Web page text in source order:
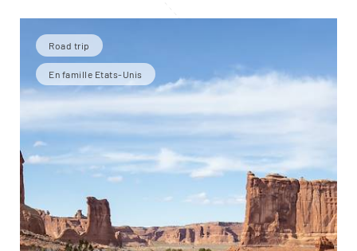
Road trip
En famille Etats-Unis